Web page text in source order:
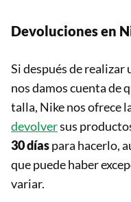
Devoluciones en
Si después de realizar
nos damos cuenta de
talla, Nike nos ofrece
devolversus
30 díaspara hacerlo,
que puede haber
variar.